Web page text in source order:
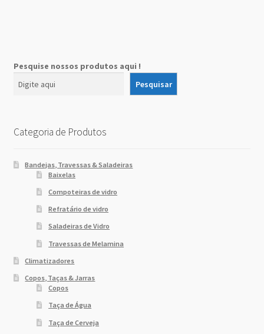
Pesquise nossos produtos aqui !
Pesquisar
Categoria de Produtos
Bandejas, Travessas & Saladeiras
Baixelas
Compoteiras de vidro
Refratário de vidro
Saladeiras de Vidro
Travessas de Melamina
Climatizadores
Copos, Taças & Jarras
Copos
Taça de Água
Taça de Cerveja